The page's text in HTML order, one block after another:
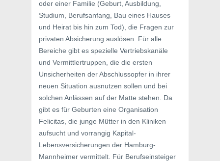
oder einer Familie (Geburt, Ausbildung,
Studium, Berufsanfang, Bau eines Hauses
und Heirat bis hin zum Tod), die Fragen zur
privaten Absicherung auslösen. Für alle
Bereiche gibt es spezielle Vertriebskanäle
und Vermittlertruppen, die die ersten
Unsicherheiten der Abschlussopfer in ihrer
neuen Situation ausnutzen sollen und bei
solchen Anlässen auf der Matte stehen. Da
gibt es für Geburten eine Organisation
Felicitas, die junge Mütter in den Kliniken
aufsucht und vorrangig Kapital-
Lebensversicherungen der Hamburg-
Mannheimer vermittelt. Für Berufseinsteiger